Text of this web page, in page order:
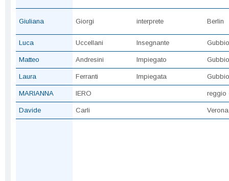
Giuliana Giorgi interprete Berlin
Luca Uccellani Insegnante Gubbio
Matteo Andresini Impiegato Gubbio
Laura Ferranti Impiegata Gubbio
MARIANNA IERO reggio
Davide Carli Verona